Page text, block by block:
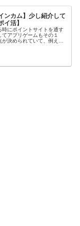
ンカム】少し紹介して
イ活】
時にポイントサイトを通す
アプリゲームもその１
決められていて、例えば
いだポイントは電子マネ
活の...